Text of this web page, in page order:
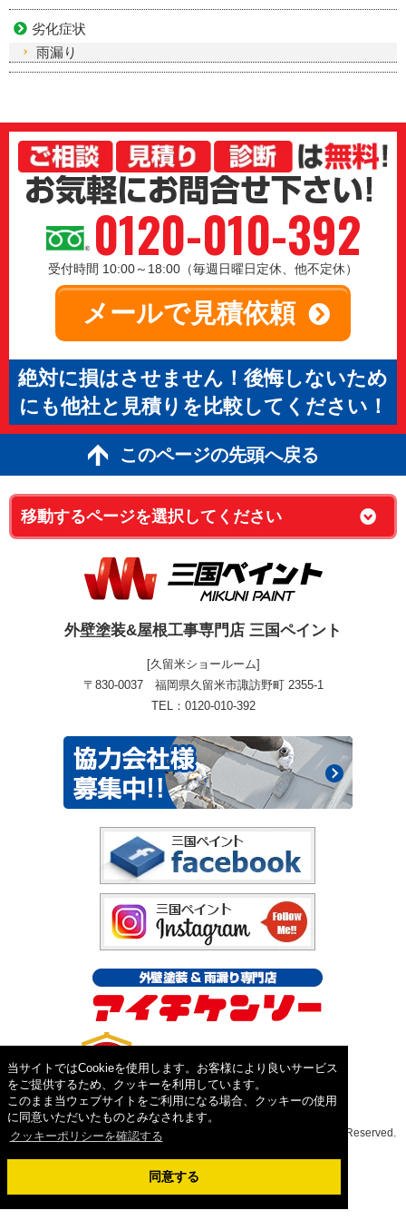
当サイトではCookieを使用します。お客様により良いサービス
をご提供するため、クッキーを利用しています。
このまま当ウェブサイトをご利用になる場合、クッキーの使用
に同意いただいたものとみなされます。
クッキーポリシーを確認する
同意する
劣化症状
雨漏り
0120-010-392
受付時間 10:00～18:00（毎週日曜日定休、他不定休）
メールで見積依頼
絶対に損はさせません！後悔しないため
にも他社と見積りを比較してください！
このページの先頭へ戻る
外壁塗装&屋根工事専門店 三国ペイント
[久留米ショールーム]
〒830-0037 福岡県久留米市諏訪野町 2355-1
TEL：0120-010-392
Copyright ©2026外壁塗装&屋根工事専門店 三国ペイント. All Rights Reserved.